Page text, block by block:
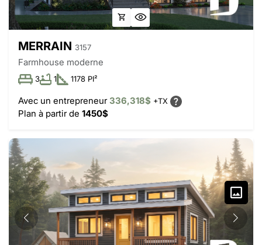
MERRAIN 3157
Farmhouse moderne
3 1 1178 PI²
Avec un entrepreneur336,318$ +TX
Plan à partir de 1450$